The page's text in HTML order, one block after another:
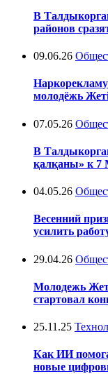
В
районов
09.06.26
Наркорекламу
молодёжь
07.05.26
В
қалқаны» к 7
04.05.26
Весенний
усилить
29.04.26
Молодежь
стартовал
25.11.25
Как ИИ
новые